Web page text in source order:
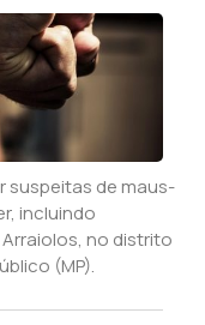
suspeitas de maus-
incluindo
no distrito
(MP).